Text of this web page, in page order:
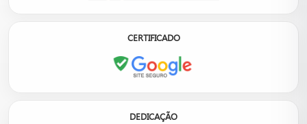
CERTIFICADO
DEDICAÇÃO